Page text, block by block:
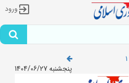
ورود
پنجشنبه 1404/06/27